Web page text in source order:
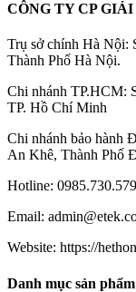
CÔNG TY CP
Trụ sở chính Hà Nội:
Thành Phố Hà Nội.
Chi nhánh TP.HCM:
TP. Hồ Chí Minh
Chi nhánh bảo hành
An Khê, Thành Phố
Hotline: 0985.730.579
Email:
Website: https://
Danh mục sản phẩm